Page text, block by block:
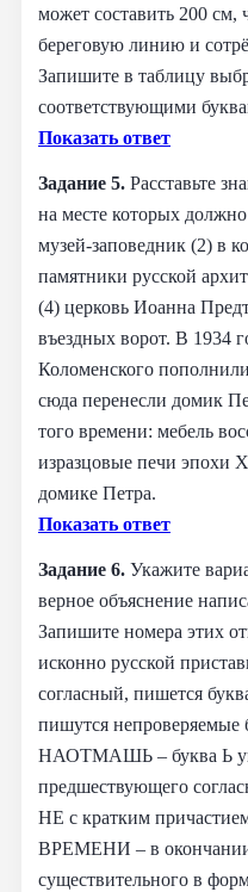
может составить 200 см,
береговую линию и
Запишите в таблицу
соответствующими
Показать ответ
Задание 5. Расставьте
на месте которых должно
музей-заповедник (2) в
памятники русской
(4) церковь Иоанна
въездных ворот. В 1934
Коломенского
сюда перенесли домик
того времени: мебель
изразцовые печи эпохи
домике Петра.
Показать ответ
Задание 6. Укажите
верное объяснение
Запишите номера этих
исконно русской
согласный, пишется
пишутся непроверяемые
НАОТМАШЬ – буква Ь
предшествующего
НЕ с кратким
ВРЕМЕНИ – в окончании
существительного в